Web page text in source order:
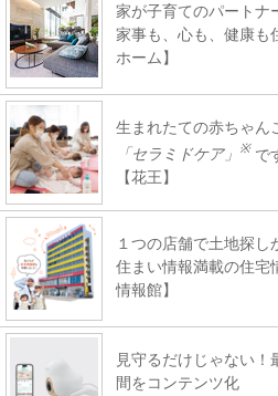
家が子育てのパートナ
家事も、心も、健康も
ホーム】
生まれたての赤ちゃん
「セラミドケア」
※ で
【花王】
１つの店舗で土地探
住まい情報満載の住宅
情報館】
見守るだけじゃない
間をコンテンツ化